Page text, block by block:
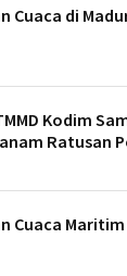
Cuaca di
Kodim
Ratusan
Cuaca